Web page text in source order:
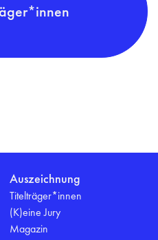
Auszeichnung
Titelträger*innen
(K)eine Jury
Magazin